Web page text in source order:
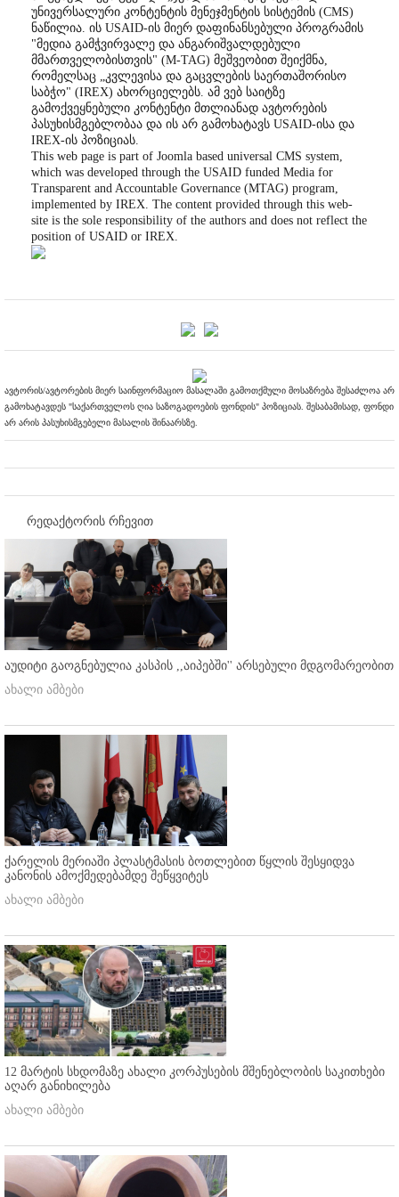
უნივერსალური კონტენტის მენეჯმენტის სისტემის (CMS)
ნაწილია. ის USAID-ის მიერ დაფინანსებული პროგრამის
"მედია გამჭვირვალე და ანგარიშვალდებული
მმართველობისთვის" (M-TAG) მეშვეობით შეიქმნა,
რომელსაც „კვლევისა და გაცვლების საერთაშორისო
საბჭო" (IREX) ახორციელებს. ამ ვებ საიტზე
გამოქვეყნებული კონტენტი მთლიანად ავტორების
პასუხისმგებლობაა და ის არ გამოხატავს USAID-ისა და
IREX-ის პოზიციას.
This web page is part of Joomla based universal CMS system,
which was developed through the USAID funded Media for
Transparent and Accountable Governance (MTAG) program,
implemented by IREX. The content provided through this web-
site is the sole responsibility of the authors and does not reflect the
position of USAID or IREX.
ავტორის/ავტორების მიერ საინფორმაციო მასალაში გამოთქმული მოსაზრება შესაძლოა არ
გამოხატავდეს "საქართველოს ღია საზოგადოების ფონდის" პოზიციას. შესაბამისად, ფონდი
არ არის პასუხისმგებელი მასალის შინაარსზე.
რედაქტორის რჩევით
აუდიტი გაოგნებულია კასპის ,,აიპებში'' არსებული მდგომარეობით
ახალი ამბები
ქარელის მერიაში პლასტმასის ბოთლებით წყლის შესყიდვა
კანონის ამოქმედებამდე შეწყვიტეს
ახალი ამბები
12 მარტის სხდომაზე ახალი კორპუსების მშენებლობის საკითხები
აღარ განიხილება
ახალი ამბები